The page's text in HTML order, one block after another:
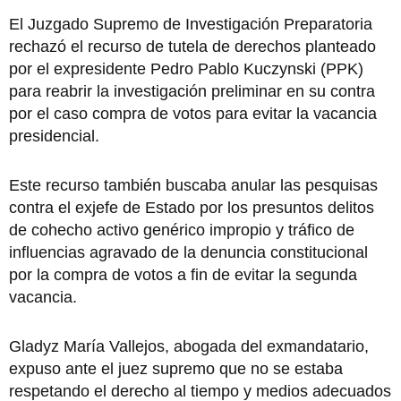
El Juzgado Supremo de Investigación Preparatoria
rechazó el recurso de tutela de derechos planteado
por el expresidente Pedro Pablo Kuczynski (PPK)
para reabrir la investigación preliminar en su contra
por el caso compra de votos para evitar la vacancia
presidencial.
Este recurso también buscaba anular las pesquisas
contra el exjefe de Estado por los presuntos delitos
de cohecho activo genérico impropio y tráfico de
influencias agravado de la denuncia constitucional
por la compra de votos a fin de evitar la segunda
vacancia.
Gladyz María Vallejos, abogada del exmandatario,
expuso ante el juez supremo que no se estaba
respetando el derecho al tiempo y medios adecuados